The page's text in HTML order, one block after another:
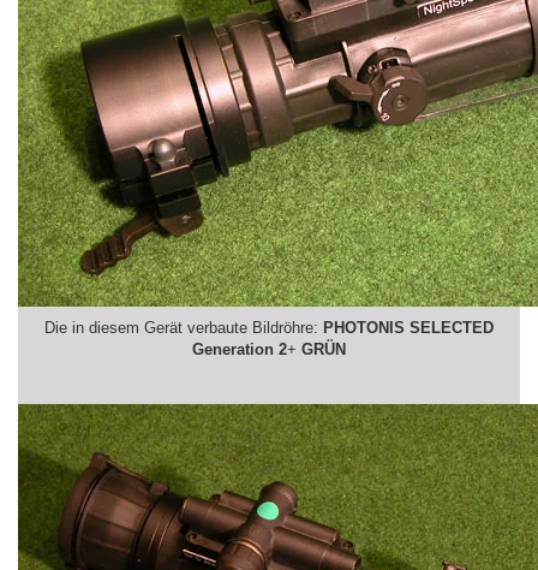
Die in diesem Gerät verbaute Bildröhre: PHOTONIS SELECTED
Generation 2+ GRÜN